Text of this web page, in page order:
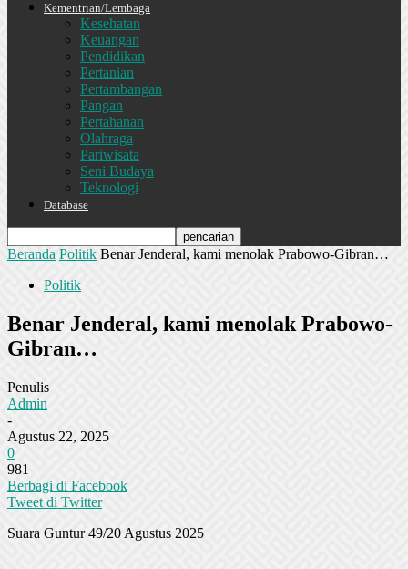
Kementrian/Lembaga
Kesehatan
Keuangan
Pendidikan
Pertanian
Pertambangan
Pangan
Pertahanan
Olahraga
Pariwisata
Seni Budaya
Teknologi
Database
Beranda Politik Benar Jenderal, kami menolak Prabowo-Gibran…
Politik
Benar Jenderal, kami menolak Prabowo-
Gibran…
Penulis
Admin
-
Agustus 22, 2025
0
981
Berbagi di Facebook
Tweet di Twitter
Suara Guntur 49/20 Agustus 2025